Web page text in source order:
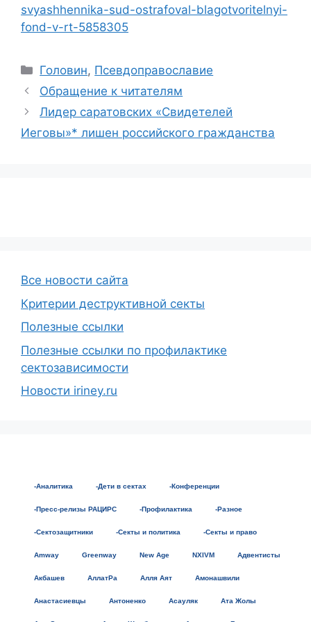
svyashhennika-sud-ostrafoval-blagotvoritelnyi-
fond-v-rt-5858305
Рубрики
Головин, Псевдоправославие
Обращение к читателям
Лидер саратовских «Свидетелей
Иеговы»* лишен российского гражданства
Все новости сайта
Критерии деструктивной секты
Полезные ссылки
Полезные ссылки по профилактике
сектозависимости
Новости iriney.ru
-Аналитика -Дети в сектах -Конференции
-Пресс-релизы РАЦИРС -Профилактика -Разное
-Сектозащитники -Секты и политика -Секты и право
Amway Greenway New Age NXIVM Адвентисты
Акбашев АллатРа Алля Аят Амонашвили
Анастасиевцы Антоненко Асауляк Ата Жолы